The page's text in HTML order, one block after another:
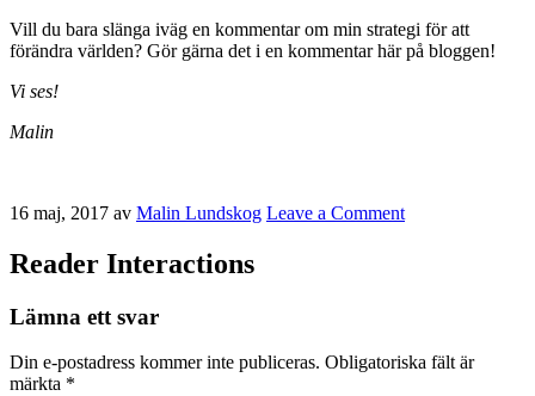
Vill du bara slänga iväg en kommentar om min strategi för att
förändra världen? Gör gärna det i en kommentar här på bloggen!
Vi ses!
Malin
16 maj, 2017 av Malin Lundskog Leave a Comment
Reader Interactions
Lämna ett svar
Din e-postadress kommer inte publiceras. Obligatoriska fält är
märkta *